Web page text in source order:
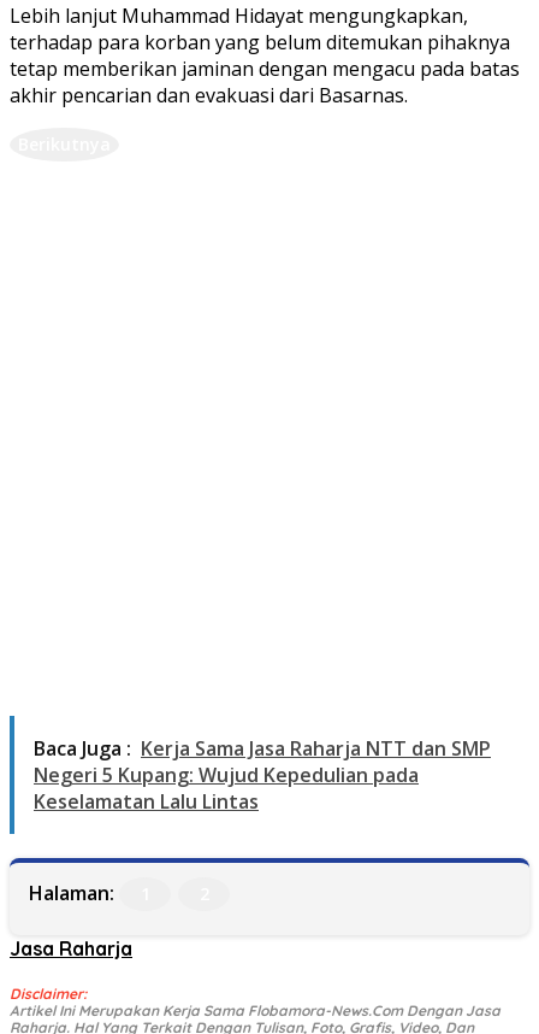
Lebih lanjut Muhammad Hidayat mengungkapkan,
terhadap para korban yang belum ditemukan pihaknya
tetap memberikan jaminan dengan mengacu pada batas
akhir pencarian dan evakuasi dari Basarnas.
Baca Juga : Kerja Sama Jasa Raharja NTT dan SMP
Negeri 5 Kupang: Wujud Kepedulian pada
Keselamatan Lalu Lintas
Halaman:
Jasa Raharja
Disclaimer:
Artikel Ini Merupakan Kerja Sama Flobamora-News.Com Dengan Jasa
Raharja. Hal Yang Terkait Dengan Tulisan, Foto, Grafis, Video, Dan